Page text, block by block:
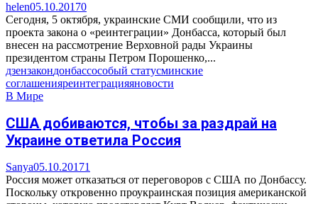
helen05.10.20170
Сегодня, 5 октября, украинские СМИ сообщили, что из
проекта закона о «реинтеграции» Донбасса, который был
внесен на рассмотрение Верховной рады Украины
президентом страны Петром Порошенко,...
дзензакондонбассособый статусминские
соглашенияреинтеграцияяновости
В Мире
США добиваются, чтобы за раздрай на
Украине ответила Россия
Sanya05.10.20171
Россия может отказаться от переговоров с США по Донбассу.
Поскольку откровенно проукраинская позиция американской